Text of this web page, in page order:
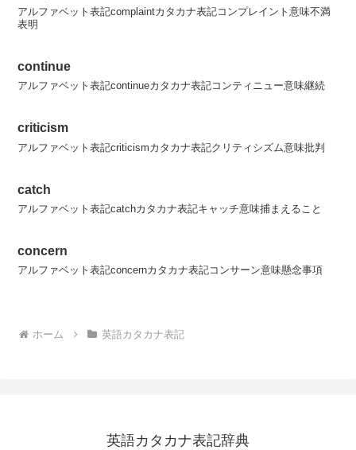
アルファベット表記complaintカタカナ表記コンプレイント意味不満
表明
continue
アルファベット表記continueカタカナ表記コンティニュー意味継続
criticism
アルファベット表記criticismカタカナ表記クリティシズム意味批判
catch
アルファベット表記catchカタカナ表記キャッチ意味捕まえること
concern
アルファベット表記concernカタカナ表記コンサーン意味懸念事項
ホーム 英語カタカナ表記
英語カタカナ表記辞典